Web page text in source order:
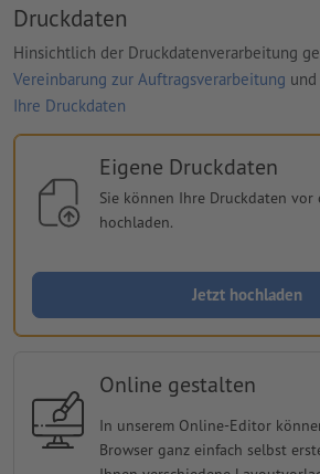
Druckdaten
Hinsichtlich der Druckdatenverarbeitung
Vereinbarung zur Auftragsverarbeitung
Ihre Druckdaten
Eigene Druckdaten
Sie können Ihre Druckdaten vor
hochladen.
Jetzt hochladen
Online gestalten
In unserem Online-Editor
Browser ganz einfach selbst